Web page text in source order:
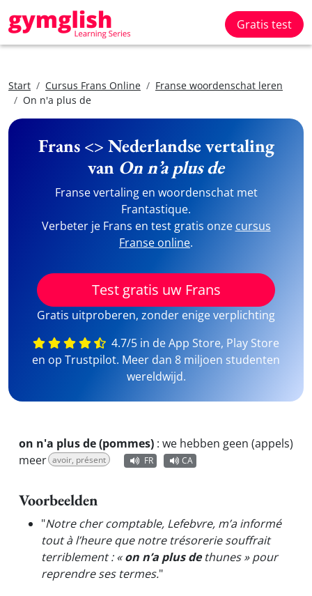
Gratis test
Start Cursus Frans Online
Franse woordenschat leren
On n'a plus de
Frans <> Nederlandse vertaling
van On n’a plus de
Franse vertaling en woordenschat met
Frantastique.
Verbeter je Frans en test gratis onze cursus
Franse online.
Test gratis uw Frans
Gratis uitproberen, zonder enige verplichting
4.7/5 in de App Store, Play Store
en op Trustpilot. Meer dan 8 miljoen studenten
wereldwijd.
on n'a plus de (pommes) : we hebben geen (appels)
meer avoir, présent FR CA
Voorbeelden
"Notre cher comptable, Lefebvre, m’a informé
tout à l’heure que notre trésorerie souffrait
terriblement : «on n’a plus dethunes » pour
reprendre ses termes."